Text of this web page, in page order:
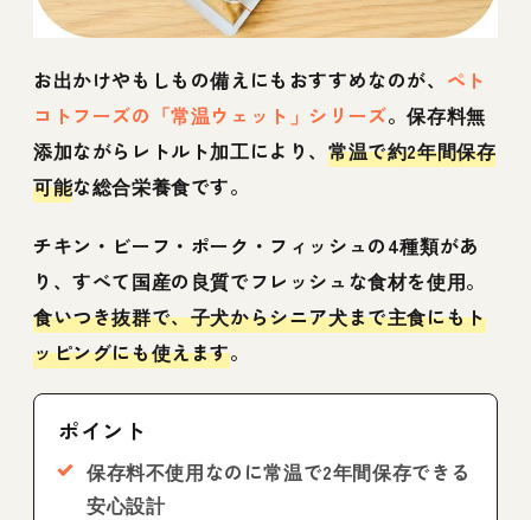
お出かけやもしもの備えにもおすすめなのが、 ペト
コトフーズの「常温ウェット」シリーズ。保存料無
添加ながらレトルト加工により、 常温で約2年間保存
可能な総合栄養食です。
チキン・ビーフ・ポーク・フィッシュの4種類があ
り、すべて国産の良質でフレッシュな食材を使用。
食いつき抜群で、子犬からシニア犬まで主食にもト
ッピングにも使えます。
ポイント
保存料不使用なのに常温で2年間保存できる
安心設計